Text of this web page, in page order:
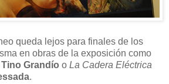
queda lejos para finales de los
en obras de la exposición como
Tino Grandío o La Cadera Eléctrica
.